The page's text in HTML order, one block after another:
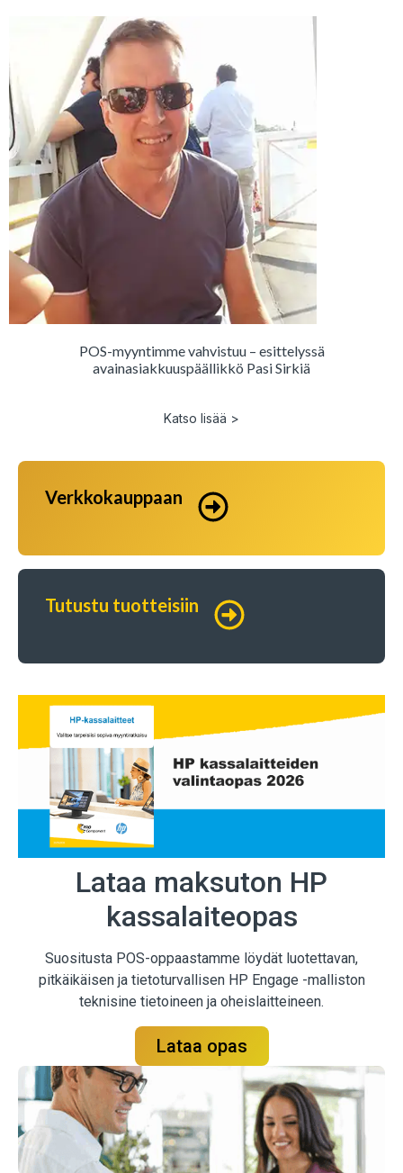
POS-myyntimme vahvistuu – esittelyssä
avainasiakkuuspäällikkö Pasi Sirkiä
Katso lisää >
Verkkokauppaan
Tutustu tuotteisiin
Lataa maksuton HP
kassalaiteopas
Suositusta POS-oppaastamme löydät luotettavan,
pitkäikäisen ja tietoturvallisen HP Engage -malliston
teknisine tietoineen ja oheislaitteineen.
Lataa opas